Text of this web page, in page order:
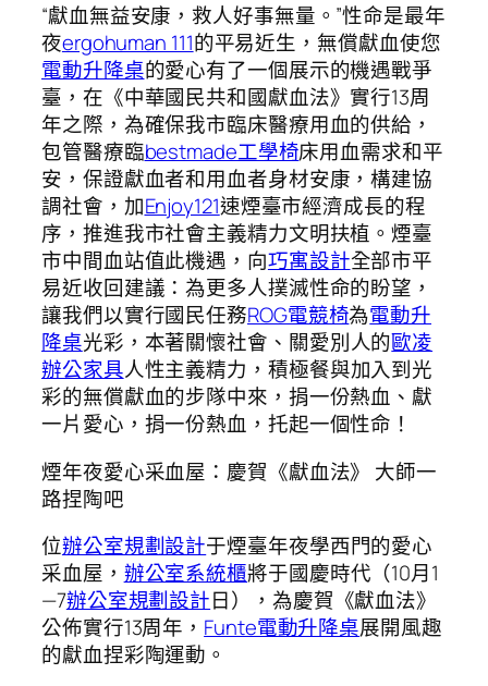
“獻血無益安康，救人好事無量。”性命是最年
夜ergohuman 111的平易近生，無償獻血使您
電動升降桌的愛心有了一個展示的機遇戰爭
臺，在《中華國民共和國獻血法》實行13周
年之際，為確保我市臨床醫療用血的供給，
包管醫療臨bestmade工學椅床用血需求和平
安，保證獻血者和用血者身材安康，構建協
調社會，加Enjoy121速煙臺市經濟成長的程
序，推進我市社會主義精力文明扶植。煙臺
市中間血站值此機遇，向巧寓設計全部市平
易近收回建議：為更多人撲滅性命的盼望，
讓我們以實行國民任務ROG電競椅為電動升
降桌光彩，本著關懷社會、關愛別人的歐凌
辦公家具人性主義精力，積極餐與加入到光
彩的無償獻血的步隊中來，捐一份熱血、獻
一片愛心，捐一份熱血，托起一個性命！
煙年夜愛心采血屋：慶賀《獻血法》 大師一
路捏陶吧
位辦公室規劃設計于煙臺年夜學西門的愛心
采血屋， 辦公室系統櫃將于國慶時代（10月1
—7辦公室規劃設計日），為慶賀《獻血法》
公佈實行13周年， Funte電動升降桌展開風趣
的獻血捏彩陶運動。